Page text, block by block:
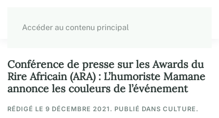
Accéder au contenu principal
Conférence de presse sur les Awards du
Rire Africain (ARA) : L’humoriste Mamane
annonce les couleurs de l’événement
RÉDIGÉ LE 9 DÉCEMBRE 2021. PUBLIÉ DANS CULTURE.